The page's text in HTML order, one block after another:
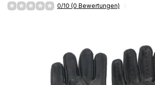
0/10 (0 Bewertungen)